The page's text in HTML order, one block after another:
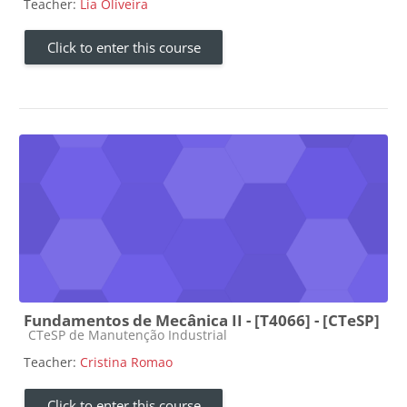
Teacher: Lia Oliveira
Click to enter this course
Fundamentos de Mecânica II - [T4066] - [CTeSP]
Course category
CTeSP de Manutenção Industrial
Teacher: Cristina Romao